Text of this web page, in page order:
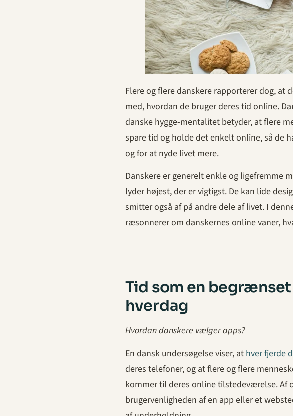
Flere og flere danskere rapporterer dog, at
med, hvordan de bruger deres tid online.
danske hygge-mentalitet betyder, at flere
spare tid og holde det enkelt online, så de
og for at nyde livet mere.
Danskere er generelt enkle og ligefremme
lyder højest, der er vigtigst. De kan lide
smitter også af på andre dele af livet. I
ræsonnerer om danskernes online vaner,
Tid som en
hverdag
Hvordan danskere vælger apps?
En dansk undersøgelse viser, at hver fjerde
deres telefoner, og at flere og flere
kommer til deres online tilstedeværelse. Af
brugervenligheden af ​​en app eller et